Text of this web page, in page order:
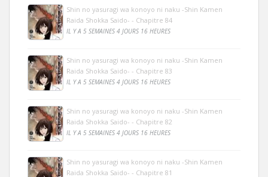
Shin no yasuragi wa konoyo ni naku -Shin Kamen
Raida Shokka Saido- - Chapitre 84
IL Y A 5 SEMAINES 4 JOURS 16 HEURES
Shin no yasuragi wa konoyo ni naku -Shin Kamen
Raida Shokka Saido- - Chapitre 83
IL Y A 5 SEMAINES 4 JOURS 16 HEURES
Shin no yasuragi wa konoyo ni naku -Shin Kamen
Raida Shokka Saido- - Chapitre 82
IL Y A 5 SEMAINES 4 JOURS 16 HEURES
Shin no yasuragi wa konoyo ni naku -Shin Kamen
Raida Shokka Saido- - Chapitre 81